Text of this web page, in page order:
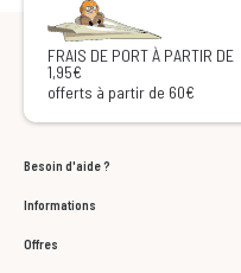
FRAIS DE PORT À PARTIR DE
1,95€
offerts à partir de 60€
Besoin d'aide ?
Informations
Offres